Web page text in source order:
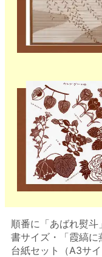
順番に「あばれ熨
書サイズ・「霞縞
台紙セット（A3サイ